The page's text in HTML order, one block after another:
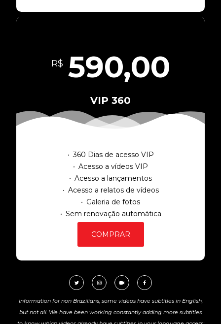
R$ 590,00
VIP 360
360 Dias de acesso VIP
Acesso a vídeos VIP
Acesso a lançamentos
Acesso a relatos de vídeos
Galeria de fotos
Sem renovação automática
COMPRAR
Information for non Brazilians, some videos have subtitles in English,
but not all. We have been working constantly adding more subtitles